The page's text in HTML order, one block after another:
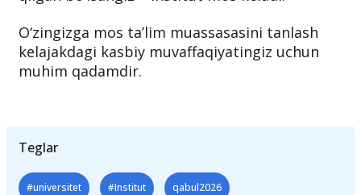
O‘zingizga mos ta’lim muassasasini tanlash
kelajakdagi kasbiy muvaffaqiyatingiz uchun
muhim qadamdir.
Teglar
#universitet #Institut qabul2026